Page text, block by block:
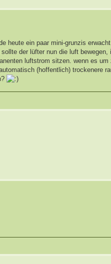
heute ein paar mini-grunzis
der lüfter nun die luft bewegen,
luftstrom sitzen. wenn es
(hoffentlich) trockenere